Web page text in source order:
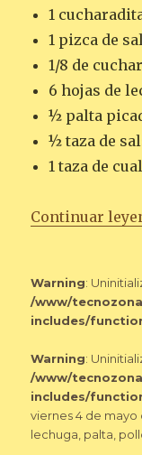
1
1 pizca de
1/8 de
6 hojas de
½ palta
½ taza de
1 taza de
Continuar
Warning:
/www/
includes/
Warning:
/www/
includes/
Publicado
el
viernes 4 de mayo
lechuga, palta,